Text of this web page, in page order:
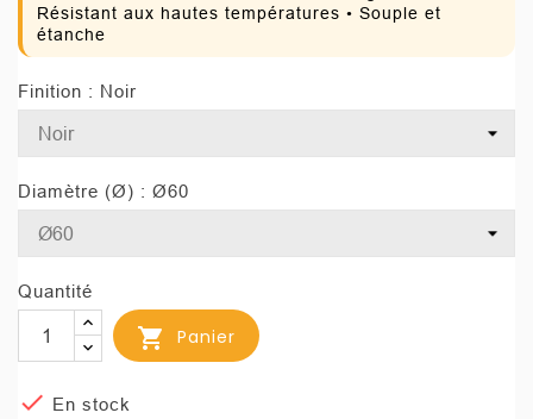
Résistant aux hautes températures • Souple et
étanche
Finition : Noir
Diamètre (Ø) : Ø60
Quantité
 Panier
 En stock